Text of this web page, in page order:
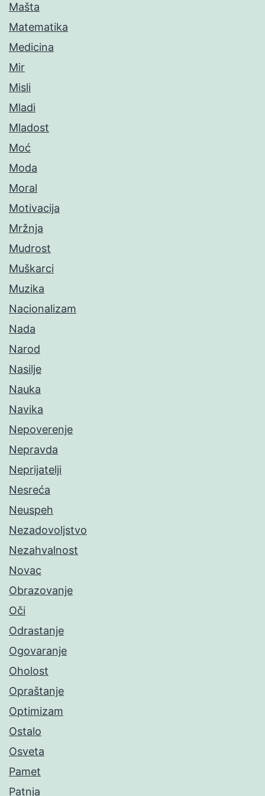
Mašta
Matematika
Medicina
Mir
Misli
Mladi
Mladost
Moć
Moda
Moral
Motivacija
Mržnja
Mudrost
Muškarci
Muzika
Nacionalizam
Nada
Narod
Nasilje
Nauka
Navika
Nepoverenje
Nepravda
Neprijatelji
Nesreća
Neuspeh
Nezadovoljstvo
Nezahvalnost
Novac
Obrazovanje
Oči
Odrastanje
Ogovaranje
Oholost
Opraštanje
Optimizam
Ostalo
Osveta
Pamet
Patnja